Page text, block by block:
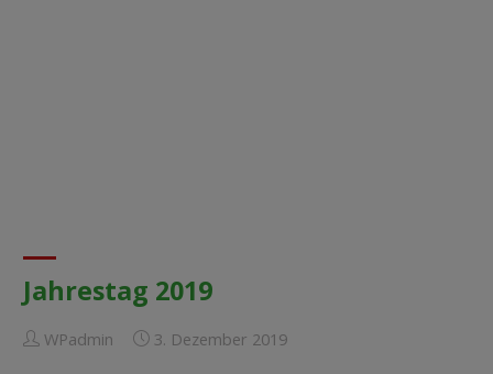
Jahrestag 2019
WPadmin 3. Dezember 2019